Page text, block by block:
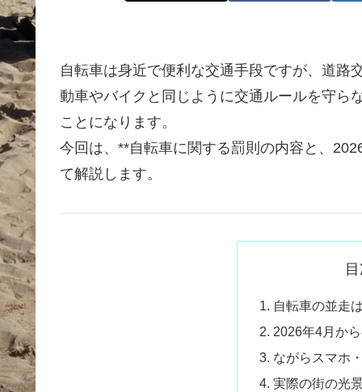
自転車は身近で便利な交通手段ですが、道路
動車やバイクと同じように交通ルールを守ら
ことになります。
今回は、**自転車に関する罰則の内容と、
て解説します。
自転車の並走
2026年4月か
ながらスマホ
実際の街の光